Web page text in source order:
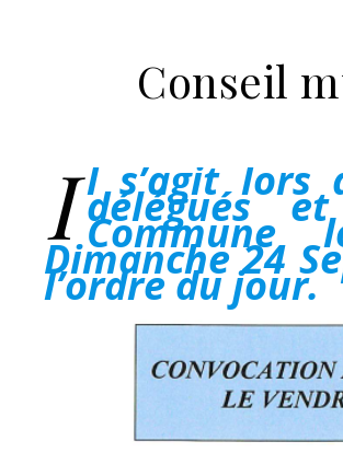
Conseil
I l s’agit lors
délégués
Commune
Dimanche 24
l’ordre du jour.